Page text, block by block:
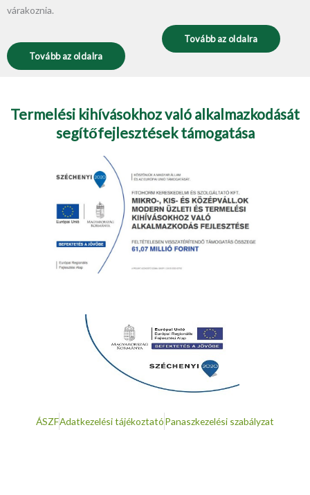
várakoznia.
Tovább az oldalra
Tovább az oldalra
Termelési kihívásokhoz való alkalmazkodását
segítőfejlesztések támogatása
ÁSZFAdatkezelési tájékoztatóPanaszkezelési szabályzat